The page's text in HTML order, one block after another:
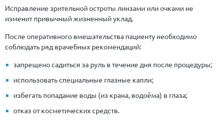
Исправление зрительной остроты линзами или очками не
изменит привычный жизненный уклад.
После оперативного вмешательства пациенту необходимо
соблюдать ряд врачебных рекомендаций:
запрещено садиться за руль в течение дня после процедуры;
использовать специальные глазные капли;
избегать попадание воды (из крана, водоёма) в глаза;
отказ от косметических средств.